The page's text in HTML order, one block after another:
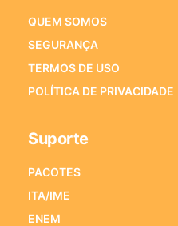
QUEM SOMOS
SEGURANÇA
TERMOS DE USO
POLÍTICA DE PRIVACIDADE
Suporte
PACOTES
ITA/IME
ENEM